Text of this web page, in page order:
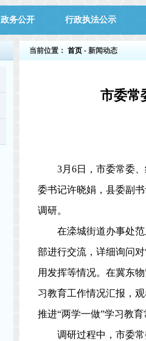
政务公开 行政执法公示
当前位置： 首页 - 新闻动态
市委常
3月 6日，市委常委
委书记许晓娟，县委副
调研。
在滦城街道办事处
部进行交流，详细询问
用发挥等情况。在冀东
习教育工作情况汇报，
推进“两学一做”学习教
调研过程中，市委